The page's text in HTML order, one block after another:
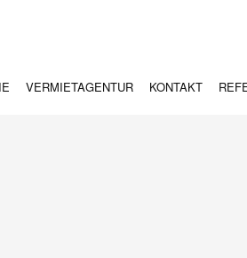
VERMIETAGENTUR KONTAKT